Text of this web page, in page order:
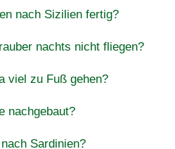
nach Sizilien fertig?
nachts nicht fliegen?
viel zu Fuß gehen?
nachgebaut?
Sardinien?